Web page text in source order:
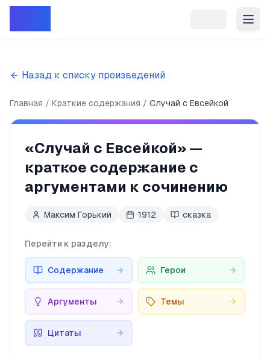
Назад к списку произведений
Главная Краткие содержания Случай с Евсейкой
«Случай с Евсейкой» —
краткое содержание с
аргументами к сочинению
Максим Горький 1912 сказка
Перейти к разделу:
Содержание Герои
Аргументы Темы
Цитаты